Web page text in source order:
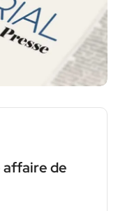
affaire de